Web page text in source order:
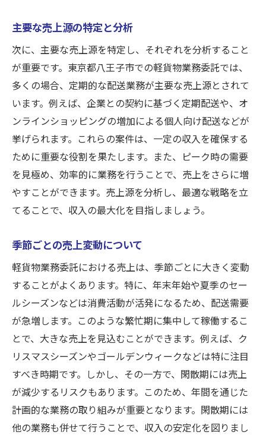
長期的なロイヤリティのコスト分析
ロイヤリティを含む契約書の確認点
ロイヤリティ削減のための対策
事務手数料の仕組みと注意点: 八王子市で軽貨物
業務委託をスタートするには
事務手数料の種類とその役割
一般的な事務手数料の相場
事務手数料が業績に与える影響
事務手数料の削減方法
契約時に注意すべき事務手数料項目
売上を最大化するための戦略: 八王子市での軽貨
物業務委託のコツ
顧客満足度向上のための施策
効率的な配送ルートの設定
市場ニーズに応じたサービス展開
収益性の高い案件の選定方法
プロモーション活動の強化
デジタルツールの活用による効率化
業務委託料の変動とその理由: 八王子市の軽貨物
運送業務の実態
主要な売上源の特定と分析
次に、主要な売上源を特定し、それぞれを分析すること
が重要です。東京都八王子市での軽貨物業務委託では、
多くの場合、定期的な配送業務が主要な売上源とされて
います。例えば、企業との契約に基づく定期配送や、オ
ンラインショッピングの増加による個人向け配送などが
挙げられます。これらの案件は、一定の収入を確保する
ために重要な役割を果たします。また、ピーク時の需要
を見極め、効率的に業務を行うことで、売上をさらに増
やすことができます。売上源を分析し、最適な戦略を立
てることで、収入の最大化を目指しましょう。
季節ごとの売上変動について
軽貨物業務委託における売上は、季節ごとに大きく変動
することがよくあります。特に、年末年始や夏季のセー
ルシーズンなどは消費活動が活発になるため、配送需要
が急増します。このような繁忙期に集中して稼働するこ
とで、大きな売上を見込むことができます。例えば、ク
リスマスシーズンやゴールデンウィークなどは特に注目
すべき時期です。しかし、その一方で、閑散期には売上
が減少するリスクもあります。このため、年間を通じた
計画的な業務の取り組みが重要となります。閑散期には
他の業務も併せて行うことで、収入の安定化を図りまし